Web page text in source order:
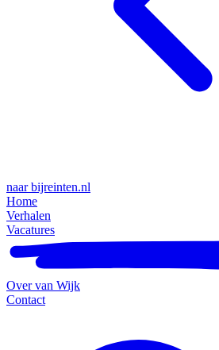
naar bijreinten.nl
Home
Verhalen
Vacatures
Over van Wijk
Contact